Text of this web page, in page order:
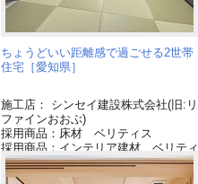
ちょうどいい距離感で過ごせる2世帯
住宅［愛知県］
施工店： シンセイ建設株式会社(旧:リ
ファインおおぶ)
採用商品：床材 ベリティス
採用商品：インテリア建材 ベリティ
ス
採用商品：照明器具